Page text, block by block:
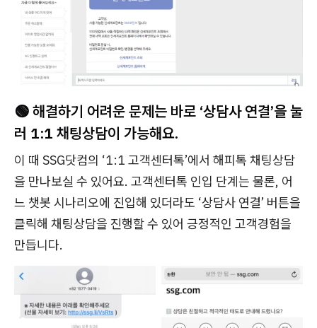
🟢 해결하기 어려운 문제는 바로 ‘상담사 연결’을 눌
러 1:1 채팅상담이 가능해요.
이 때 SSG닷컴의 ‘1:1 고객센터톡’에서 해피톡 채팅상담
을 만나보실 수 있어요. 고객센터톡 인입 단계는 물론, 어
느 챗봇 시나리오에 진입해 있더라도 ‘상담사 연결’ 버튼을
클릭해 채팅상담을 진행할 수 있어 긍정적인 고객경험을
만듭니다.